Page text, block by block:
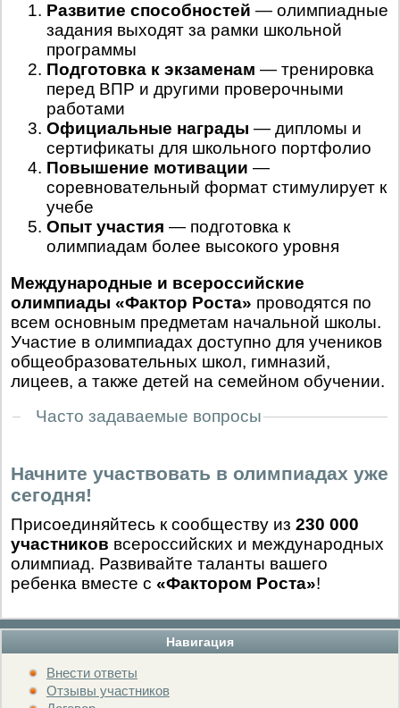
Навигация
Внести ответы
Отзывы участников
Развитие способностей — олимпиадные
задания выходят за рамки школьной
программы
Подготовка к экзаменам — тренировка
перед ВПР и другими проверочными
работами
Официальные награды — дипломы и
сертификаты для школьного портфолио
Повышение мотивации —
соревновательный формат стимулирует к
учебе
Опыт участия — подготовка к
олимпиадам более высокого уровня
Международные и всероссийские
олимпиады «Фактор Роста» проводятся по
всем основным предметам начальной школы.
Участие в олимпиадах доступно для учеников
общеобразовательных школ, гимназий,
лицеев, а также детей на семейном обучении.
Часто задаваемые вопросы
Начните участвовать в олимпиадах уже
сегодня!
Присоединяйтесь к сообществу из 230 000
участников всероссийских и международных
олимпиад. Развивайте таланты вашего
ребенка вместе с «Фактором Роста»!